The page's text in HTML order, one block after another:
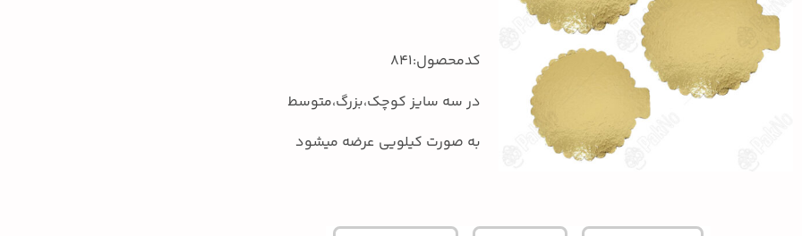
کدمحصول:841
در سه سایز کوچک،بزرگ،متوسط
به صورت کیلویی عرضه میشود